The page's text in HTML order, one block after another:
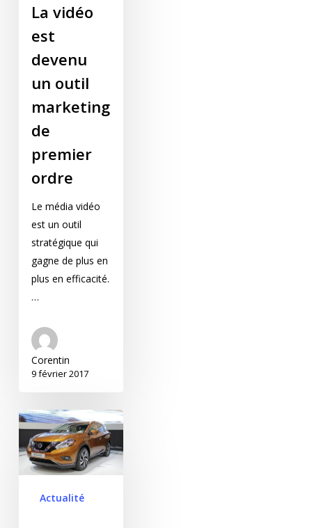
La vidéo
est
devenu
un outil
marketing
de
premier
ordre
Le média vidéo
est un outil
stratégique qui
gagne de plus en
plus en efficacité.
…
Corentin
9 février 2017
Les sites de
concessionnaires ont
été plébiscités par les
internautes en 2016
Actualité